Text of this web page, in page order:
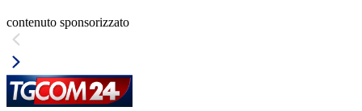
contenuto sponsorizzato